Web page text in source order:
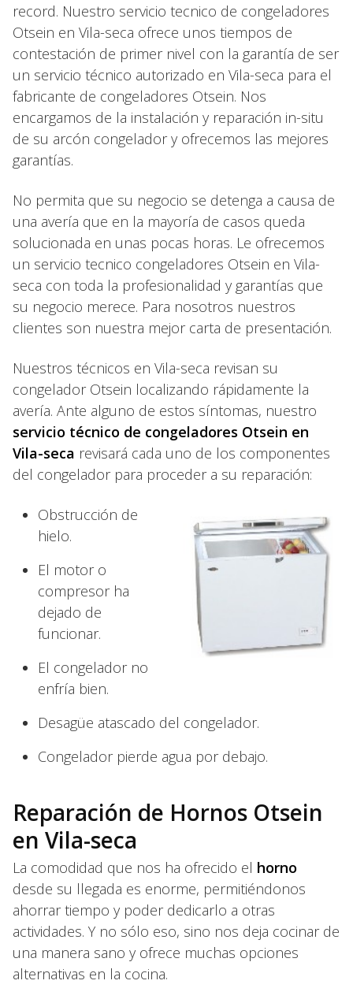
record. Nuestro servicio tecnico de congeladores
Otsein en Vila-seca ofrece unos tiempos de
contestación de primer nivel con la garantía de ser
un servicio técnico autorizado en Vila-seca para el
fabricante de congeladores Otsein. Nos
encargamos de la instalación y reparación in-situ
de su arcón congelador y ofrecemos las mejores
garantías.
No permita que su negocio se detenga a causa de
una avería que en la mayoría de casos queda
solucionada en unas pocas horas. Le ofrecemos
un servicio tecnico congeladores Otsein en Vila-
seca con toda la profesionalidad y garantías que
su negocio merece. Para nosotros nuestros
clientes son nuestra mejor carta de presentación.
Nuestros técnicos en Vila-seca revisan su
congelador Otsein localizando rápidamente la
avería. Ante alguno de estos síntomas, nuestro
servicio técnico de congeladores Otsein en
Vila-seca revisará cada uno de los componentes
del congelador para proceder a su reparación:
Obstrucción de
hielo.
El motor o
compresor ha
dejado de
funcionar.
El congelador no
enfría bien.
Desagüe atascado del congelador.
Congelador pierde agua por debajo.
Reparación de Hornos Otsein
en Vila-seca
La comodidad que nos ha ofrecido el horno
desde su llegada es enorme, permitiéndonos
ahorrar tiempo y poder dedicarlo a otras
actividades. Y no sólo eso, sino nos deja cocinar de
una manera sano y ofrece muchas opciones
alternativas en la cocina.